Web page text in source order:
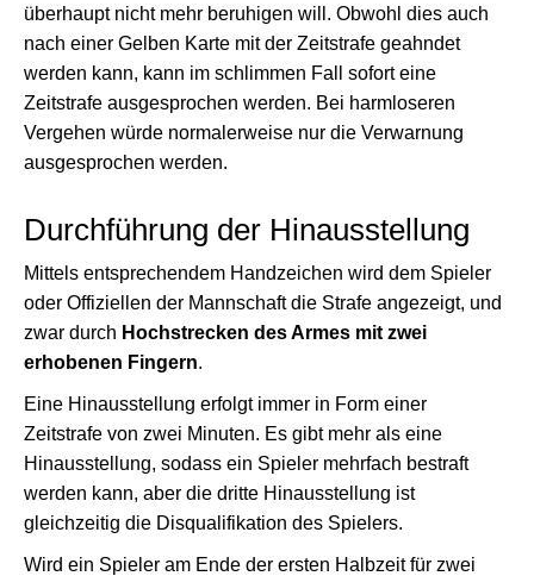
überhaupt nicht mehr beruhigen will. Obwohl dies auch
nach einer Gelben Karte mit der Zeitstrafe geahndet
werden kann, kann im schlimmen Fall sofort eine
Zeitstrafe ausgesprochen werden. Bei harmloseren
Vergehen würde normalerweise nur die Verwarnung
ausgesprochen werden.
Durchführung der Hinausstellung
Mittels entsprechendem Handzeichen wird dem Spieler
oder Offiziellen der Mannschaft die Strafe angezeigt, und
zwar durch Hochstrecken des Armes mit zwei
erhobenen Fingern.
Eine Hinausstellung erfolgt immer in Form einer
Zeitstrafe von zwei Minuten. Es gibt mehr als eine
Hinausstellung, sodass ein Spieler mehrfach bestraft
werden kann, aber die dritte Hinausstellung ist
gleichzeitig die Disqualifikation des Spielers.
Wird ein Spieler am Ende der ersten Halbzeit für zwei